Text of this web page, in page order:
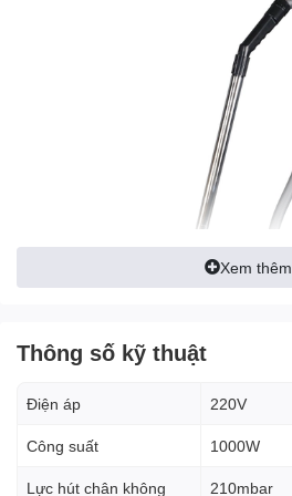
ƯU ĐIỂM NỔI BẬT
Xem thêm
Thông số kỹ thuật
Điện áp 220V
Công suất 1000W
Lực hút chân không 210mbar